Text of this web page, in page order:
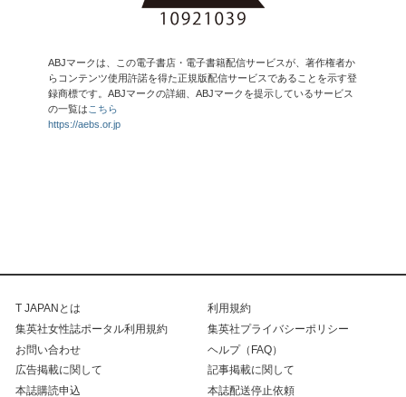
ABJマークは、この電子書店・電子書籍配信サービスが、著作権者か
らコンテンツ使用許諾を得た正規版配信サービスであることを示す登
録商標です。ABJマークの詳細、ABJマークを提示しているサービス
の一覧は こちら
https://aebs.or.jp
T JAPANとは
利用規約
集英社女性誌ポータル利用規約
集英社プライバシーポリシー
お問い合わせ
ヘルプ（FAQ）
広告掲載に関して
記事掲載に関して
本誌購読申込
本誌配送停止依頼